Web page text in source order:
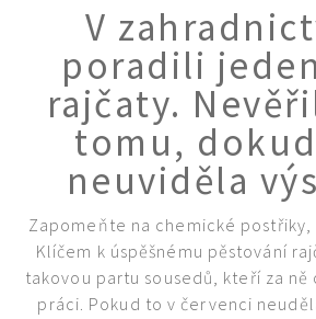
V
poradili
rajčaty.
tomu,
neuviděla
Zapomeňte na chemické postřiky,
Klíčem k úspěšnému pěstování
takovou partu sousedů, kteří za ně
práci. Pokud to v červenci